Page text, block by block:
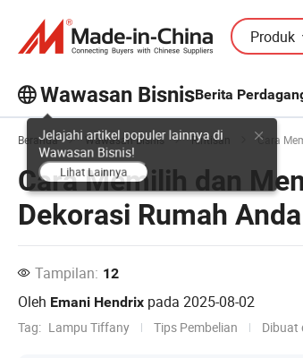
Produk
Wawasan BisnisBerita
Jelajahi artikel populer lainnya di
Wawasan Bisnis!
Lihat Lainnya
Beranda Wawasan Bisnis Rintisan Cara
Cara Memilih dan
Dekorasi Rumah
Tampilan: 12
Oleh Emani Hendrix pada 2025-08-02
Tag: Lampu Tiffany Tips Pembelian Dibuat